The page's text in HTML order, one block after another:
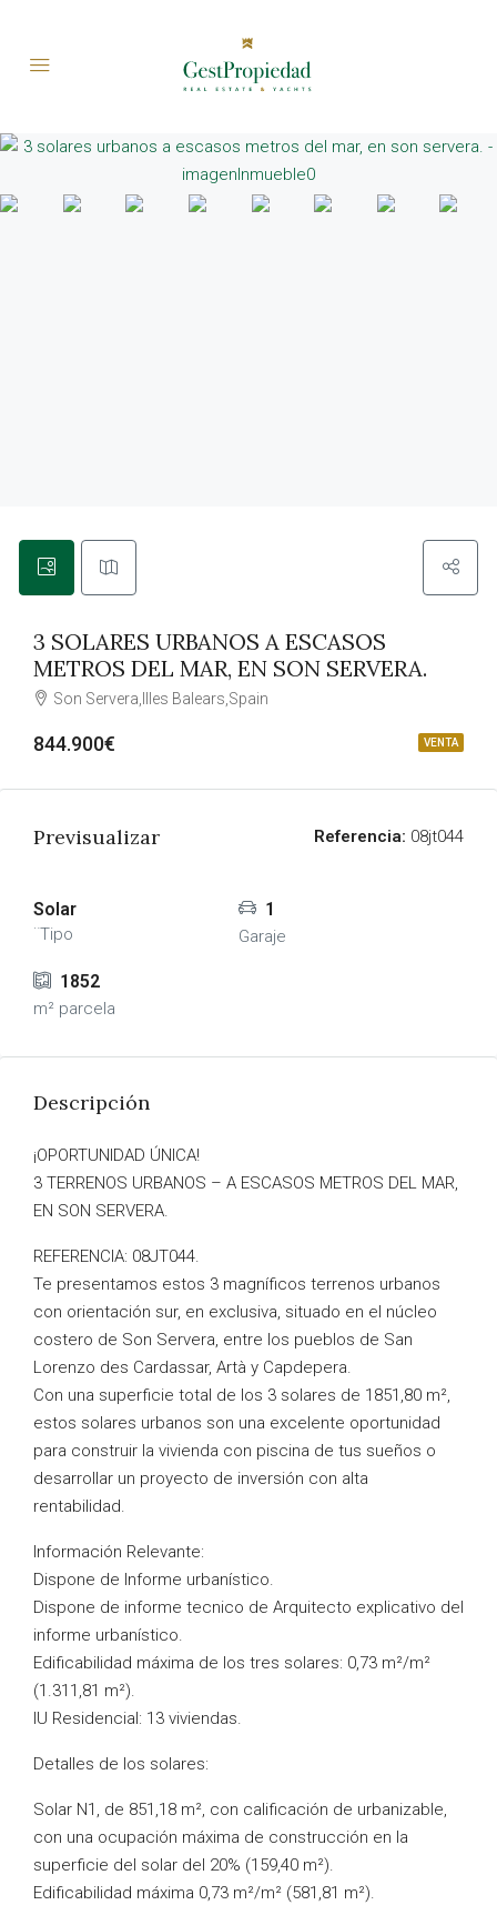
VENTA
3 SOLARES URBANOS A ESCASOS
METROS DEL MAR, EN SON SERVERA.
Son Servera,Illes Balears,Spain
844.900€
Previsualizar Referencia: 08jt044
Solar
¨Tipo
1
Garaje
1852
m² parcela
Descripción
¡OPORTUNIDAD ÚNICA!
3 TERRENOS URBANOS – A ESCASOS METROS DEL MAR,
EN SON SERVERA.
REFERENCIA: 08JT044.
Te presentamos estos 3 magníficos terrenos urbanos
con orientación sur, en exclusiva, situado en el núcleo
costero de Son Servera, entre los pueblos de San
Lorenzo des Cardassar, Artà y Capdepera.
Con una superficie total de los 3 solares de 1851,80 m²,
estos solares urbanos son una excelente oportunidad
para construir la vivienda con piscina de tus sueños o
desarrollar un proyecto de inversión con alta
rentabilidad.
Información Relevante:
Dispone de Informe urbanístico.
Dispone de informe tecnico de Arquitecto explicativo del
informe urbanístico.
Edificabilidad máxima de los tres solares: 0,73 m²/m²
(1.311,81 m²).
IU Residencial: 13 viviendas.
Detalles de los solares:
Solar N1, de 851,18 m², con calificación de urbanizable,
con una ocupación máxima de construcción en la
superficie del solar del 20% (159,40 m²).
Edificabilidad máxima 0,73 m²/m² (581,81 m²).